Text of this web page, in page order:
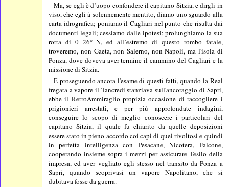
Ma, se egli è d’uopo confondere il capitano Sitzia, e dirgli in
viso, che egli à solennemente mentito, diamo uno sguardo alla
carta idrografica; poniamo il Cagliari nel punto che risulta dai
documenti legali; cessiamo dalle ipotesi; prolunghiamo la sua
rotta di 0 26° N, ed all’estremo di questo rombo fatale,
troveremo, non Gaeta, non Salerno, non Napoli, ma l'isola di
Ponza, dove doveva aver termine il cammino del Cagliari e la
missione di Sitzia.
E proseguendo ancora l'esame di questi fatti, quando la Real
fregata a vapore il Tancredi stanziava sull'ancoraggio di Sapri,
ebbe il RetroAmmiraglio propizia occasione di raccogliere i
prigionieri arrestati, e per più approfondate indagini,
conseguire lo scopo di meglio conoscere i particolari del
capitano Sitzia, il quale fu chiarito da quelle deposizioni
essere stato in pieno accordo coi capi di quei rivoltosi e quindi
in perfetta intelligenza con Pesacane, Nicotera, Falcone,
cooperando insieme sopra i mezzi per assicurare Tesilo della
impresa, ed aver vegliato egli stesso nel transito da Ponza a
Sapri, quando scoprivasi un vapore Napolitano, che si
dubitava fosse da guerra.